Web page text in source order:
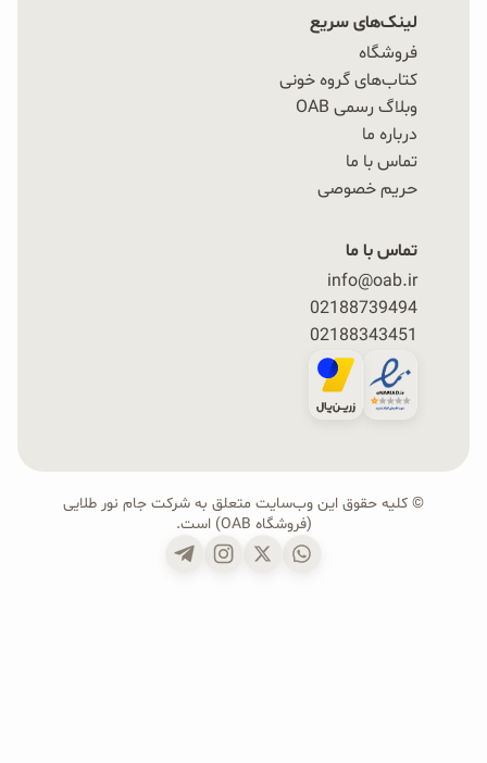
لینک‌های سریع
فروشگاه
کتاب‌های گروه خونی
وبلاگ رسمی OAB
درباره ما
تماس با ما
حریم خصوصی
تماس با ما
info@oab.ir
02188739494
02188343451
© کلیه حقوق این وب‌سایت متعلق به شرکت جام نور طلایی
(فروشگاه OAB) است.